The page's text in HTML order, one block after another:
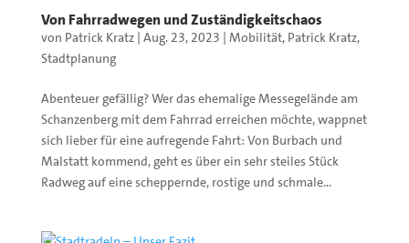
Von Fahrradwegen und Zuständigkeitschaos
von Patrick Kratz| Aug. 23, 2023 | Mobilität, Patrick Kratz,
Stadtplanung
Abenteuer gefällig? Wer das ehemalige Messegelände am
Schanzenberg mit dem Fahrrad erreichen möchte, wappnet
sich lieber für eine aufregende Fahrt: Von Burbach und
Malstatt kommend, geht es über ein sehr steiles Stück
Radweg auf eine scheppernde, rostige und schmale...